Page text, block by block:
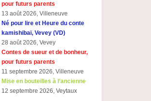
pour futurs parents
13 août 2026, Villeneuve
Né pour lire et Heure du conte
kamishibaï, Vevey (VD)
28 août 2026, Vevey
Contes de sueur et de bonheur,
pour futurs parents
11 septembre 2026, Villeneuve
Mise en bouteilles à l’ancienne
12 septembre 2026, Veytaux